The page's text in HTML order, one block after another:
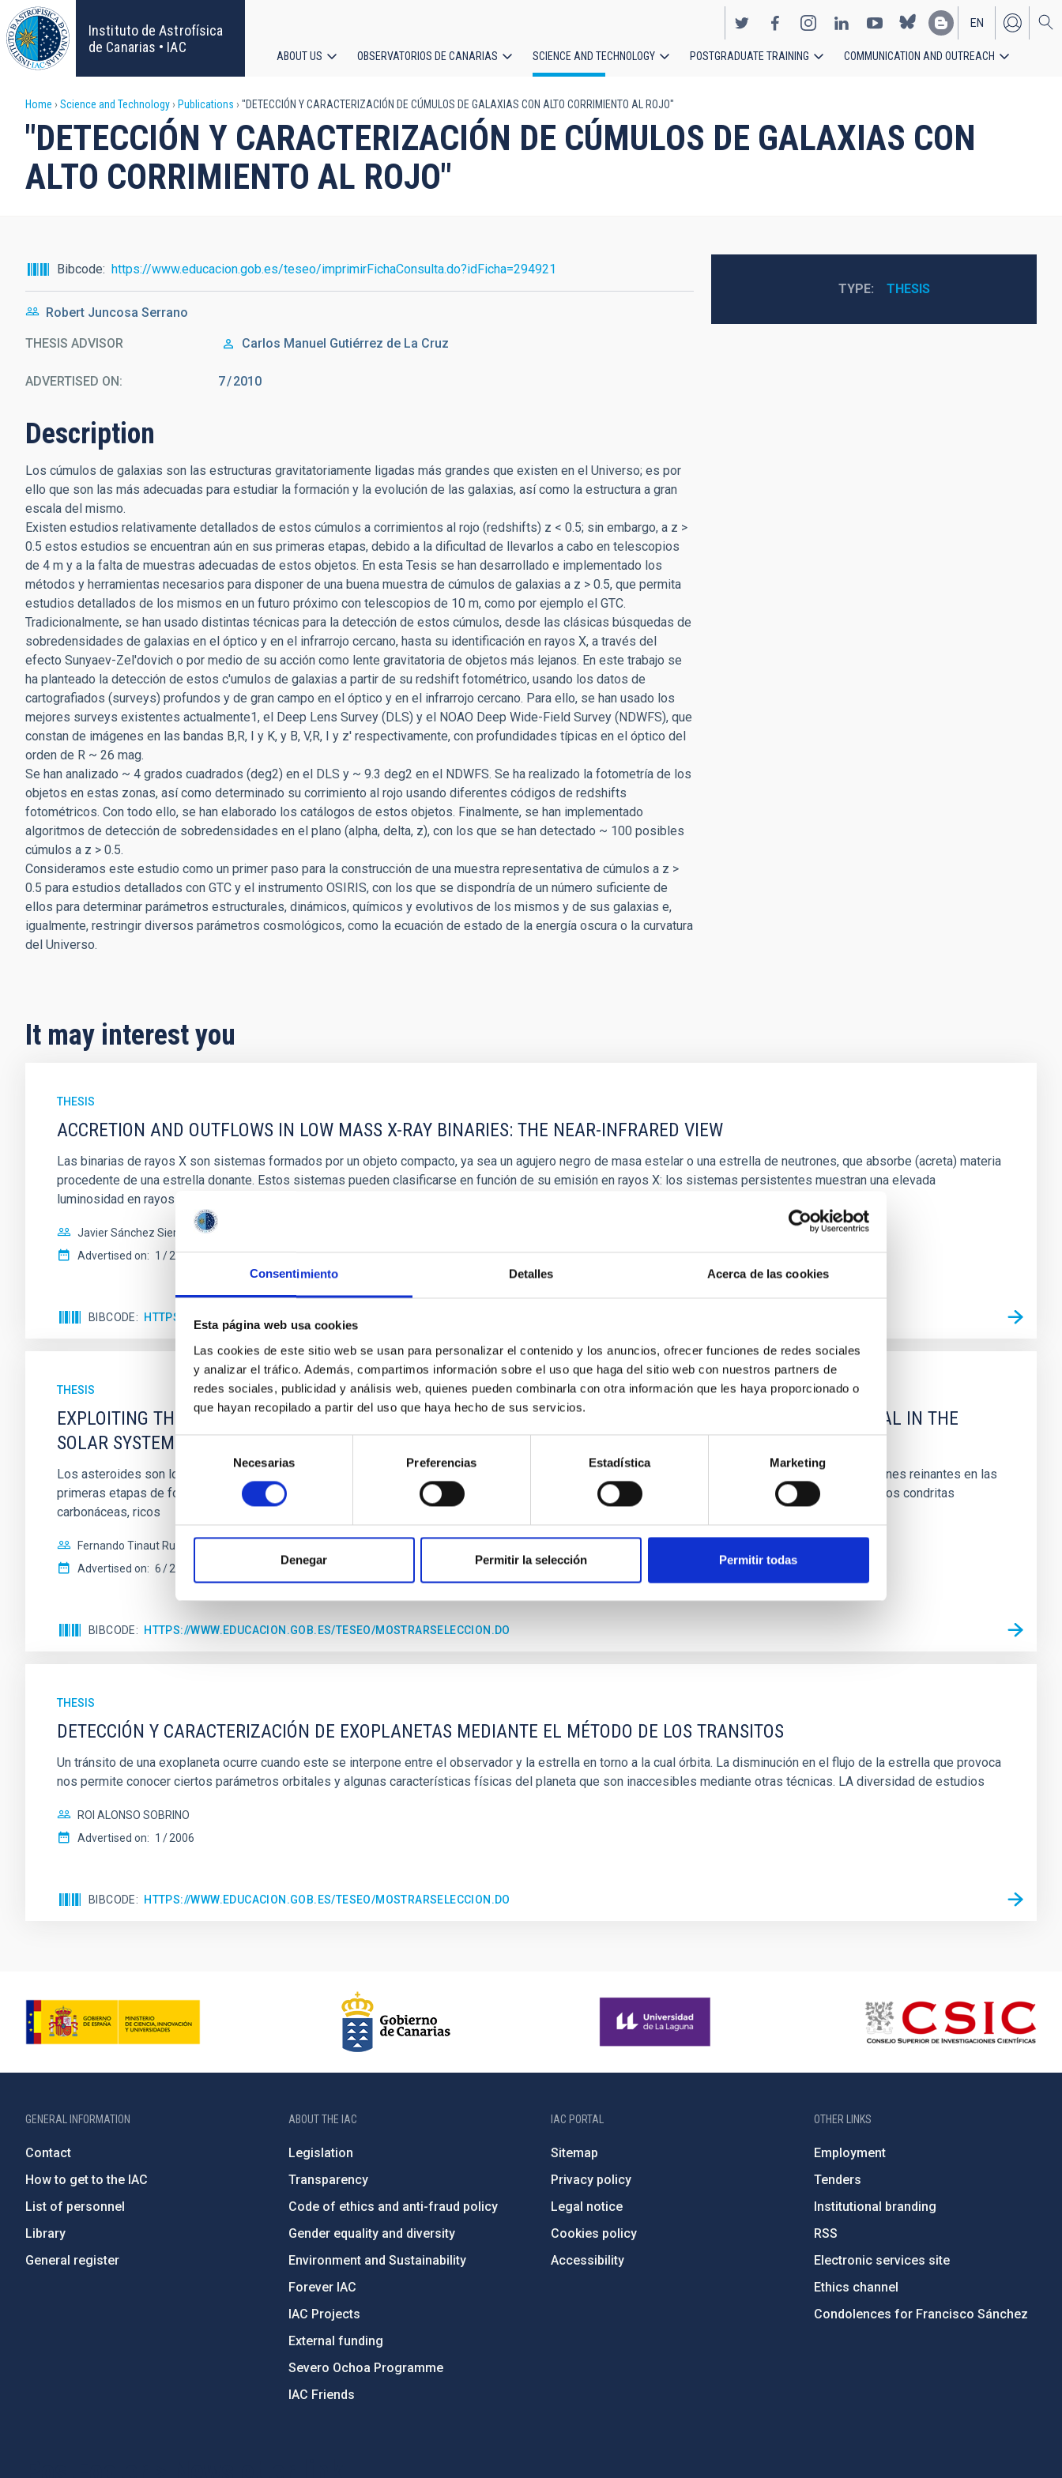
Consentimiento Detalles Acerca de las cookies
Esta página web usa cookies
Las cookies de este sitio web se usan para personalizar el contenido y los anuncios, ofrecer funciones de redes sociales
y analizar el tráfico. Además, compartimos información sobre el uso que haga del sitio web con nuestros partners de
redes sociales, publicidad y análisis web, quienes pueden combinarla con otra información que les haya proporcionado o
que hayan recopilado a partir del uso que haya hecho de sus servicios.
consentimiento
Necesarias Preferencias Estadística Marketing
Denegar Permitir la selección Permitir todas
Skip
to
main
content
Instituto de Astrofísica
de Canarias • IAC
EN
ES
navigation
ABOUT US OBSERVATORIOS DE CANARIAS SCIENCE AND TECHNOLOGY POSTGRADUATE TRAINING COMMUNICATION AND OUTREACH
Breadcrumb
Home Science and Technology Publications "DETECCIÓN Y CARACTERIZACIÓN DE CÚMULOS DE GALAXIAS CON ALTO CORRIMIENTO AL ROJO"
"DETECCIÓN Y CARACTERIZACIÓN DE CÚMULOS DE GALAXIAS CON
ALTO CORRIMIENTO AL ROJO"
Bibcode https://www.educacion.gob.es/teseo/imprimirFichaConsulta.do?idFicha=294921
Robert Juncosa Serrano
THESIS ADVISOR Carlos Manuel Gutiérrez de La Cruz
ADVERTISED ON: 7 2010
Description
Los cúmulos de galaxias son las estructuras gravitatoriamente ligadas más grandes que existen en el Universo; es por
ello que son las más adecuadas para estudiar la formación y la evolución de las galaxias, así como la estructura a gran
escala del mismo.
Existen estudios relativamente detallados de estos cúmulos a corrimientos al rojo (redshifts) z < 0.5; sin embargo, a z >
0.5 estos estudios se encuentran aún en sus primeras etapas, debido a la dificultad de llevarlos a cabo en telescopios
de 4 m y a la falta de muestras adecuadas de estos objetos. En esta Tesis se han desarrollado e implementado los
métodos y herramientas necesarios para disponer de una buena muestra de cúmulos de galaxias a z > 0.5, que permita
estudios detallados de los mismos en un futuro próximo con telescopios de 10 m, como por ejemplo el GTC.
Tradicionalmente, se han usado distintas técnicas para la detección de estos cúmulos, desde las clásicas búsquedas de
sobredensidades de galaxias en el óptico y en el infrarrojo cercano, hasta su identificación en rayos X, a través del
efecto Sunyaev-Zel'dovich o por medio de su acción como lente gravitatoria de objetos más lejanos. En este trabajo se
ha planteado la detección de estos c'umulos de galaxias a partir de su redshift fotométrico, usando los datos de
cartografiados (surveys) profundos y de gran campo en el óptico y en el infrarrojo cercano. Para ello, se han usado los
mejores surveys existentes actualmente1, el Deep Lens Survey (DLS) y el NOAO Deep Wide-Field Survey (NDWFS), que
constan de imágenes en las bandas B,R, I y K, y B, V,R, I y z' respectivamente, con profundidades típicas en el óptico del
orden de R ~ 26 mag.
Se han analizado ~ 4 grados cuadrados (deg2) en el DLS y ~ 9.3 deg2 en el NDWFS. Se ha realizado la fotometría de los
objetos en estas zonas, así como determinado su corrimiento al rojo usando diferentes códigos de redshifts
fotométricos. Con todo ello, se han elaborado los catálogos de estos objetos. Finalmente, se han implementado
algoritmos de detección de sobredensidades en el plano (alpha, delta, z), con los que se han detectado ~ 100 posibles
cúmulos a z > 0.5.
Consideramos este estudio como un primer paso para la construcción de una muestra representativa de cúmulos a z >
0.5 para estudios detallados con GTC y el instrumento OSIRIS, con los que se dispondría de un número suficiente de
ellos para determinar parámetros estructurales, dinámicos, químicos y evolutivos de los mismos y de sus galaxias e,
igualmente, restringir diversos parámetros cosmológicos, como la ecuación de estado de la energía oscura o la curvatura
del Universo.
TYPE THESIS
It may interest you
THESIS
ACCRETION AND OUTFLOWS IN LOW MASS X-RAY BINARIES: THE NEAR-INFRARED VIEW
Las binarias de rayos X son sistemas formados por un objeto compacto, ya sea un agujero negro de masa estelar o una estrella de neutrones, que absorbe (acreta) materia
procedente de una estrella donante. Estos sistemas pueden clasificarse en función de su emisión en rayos X: los sistemas persistentes muestran una elevada
luminosidad en rayos X de
Javier Sánchez Sierras
Advertised on: 1 2025
BIBCODE HTTPS://WWW.EDUCACION.GOB.ES/TESEO/MOSTRARSELECCION.DO
THESIS
EXPLOITING THE NEAR-ULTRAVIOLET AS A DIAGNOSTIC TOOL FOR THE COMPOSITION OF PRIMITIVE MATERIAL IN THE
SOLAR SYSTEM
Los asteroides son los escombros resultantes de la formación planetaria en el Sistema Solar, por lo que su estudio nos ayuda a entender las condiciones reinantes en las
primeras etapas de formación de nuestro sistema planetario. De entre ellos, los primitivos son aquellos con espectros similares a los de los meteoritos condritas
carbonáceas, ricos
Fernando Tinaut Ruano
Advertised on: 6 2024
BIBCODE HTTPS://WWW.EDUCACION.GOB.ES/TESEO/MOSTRARSELECCION.DO
THESIS
DETECCIÓN Y CARACTERIZACIÓN DE EXOPLANETAS MEDIANTE EL MÉTODO DE LOS TRANSITOS
Un tránsito de una exoplaneta ocurre cuando este se interpone entre el observador y la estrella en torno a la cual órbita. La disminución en el flujo de la estrella que provoca
nos permite conocer ciertos parámetros orbitales y algunas características físicas del planeta que son inaccesibles mediante otras técnicas. LA diversidad de estudios
ROI ALONSO SOBRINO
Advertised on: 1 2006
BIBCODE HTTPS://WWW.EDUCACION.GOB.ES/TESEO/MOSTRARSELECCION.DO
GENERAL INFORMATION
Contact
How to get to the IAC
List of personnel
Library
General register
ABOUT THE IAC
Legislation
Transparency
Code of ethics and anti-fraud policy
Gender equality and diversity
Environment and Sustainability
Forever IAC
IAC Projects
External funding
Severo Ochoa Programme
IAC Friends
IAC PORTAL
Sitemap
Privacy policy
Legal notice
Cookies policy
Accessibility
OTHER LINKS
Employment
Tenders
Institutional branding
RSS
Electronic services site
Ethics channel
Condolences for Francisco Sánchez